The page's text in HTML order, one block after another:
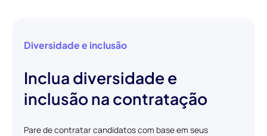
Diversidade e inclusão
Inclua diversidade e
inclusão na contratação
Pare de contratar candidatos com base em seus